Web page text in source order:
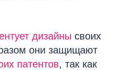
дизайны своих
они защищают
патентов, так как